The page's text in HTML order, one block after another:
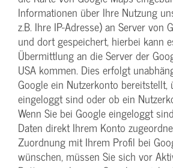
Informationen über Ihre Nutzung
z.B. Ihre IP-Adresse) an Server von
und dort gespeichert, hierbei kann
Übermittlung an die Server der
USA kommen. Dies erfolgt
Google ein Nutzerkonto bereitstellt,
eingeloggt sind oder ob ein
Wenn Sie bei Google eingeloggt
Daten direkt Ihrem Konto
Zuordnung mit Ihrem Profil bei
wünschen, müssen Sie sich vor